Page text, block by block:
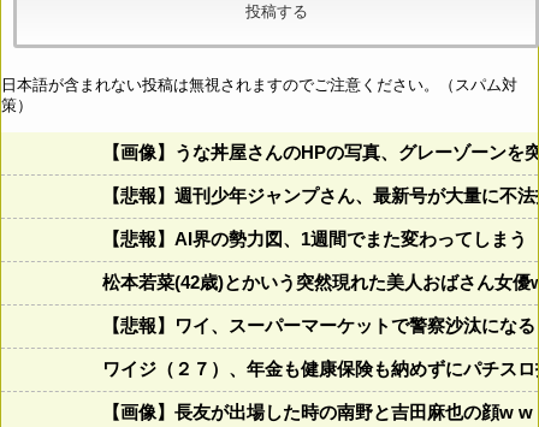
日本語が含まれない投稿は無視されますのでご注意ください。（スパム対
策）
【画像】うな丼屋さんのHPの写真、グレーゾーンを
【悲報】週刊少年ジャンプさん、最新号が大量に不
【悲報】AI界の勢力図、1週間でまた変わってしまう
松本若菜(42歳)とかいう突然現れた美人おばさん女優
【悲報】ワイ、スーパーマーケットで警察沙汰にな
ワイジ（２７）、年金も健康保険も納めずにパチス
【画像】長友が出場した時の南野と吉田麻也の顔